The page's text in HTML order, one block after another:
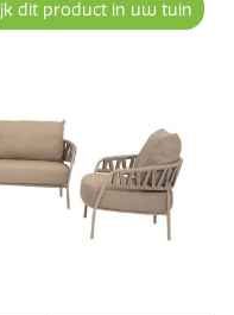
dit product in uw tuin